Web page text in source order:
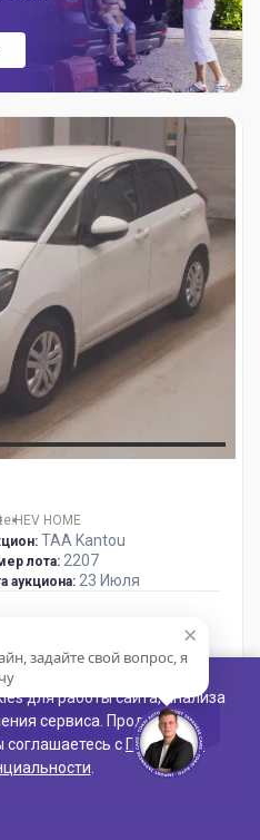
e:HEV HOME
TAA Kantou
лота: 2207
аукциона: 23 Июля
для работы сайта, анализа
сервиса. Продолжая
соглашаетесь с Политикой
×
задайте свой вопрос, я